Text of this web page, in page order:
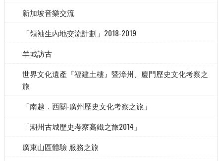
新加坡音樂交流
「領袖生內地交流計劃」2018-2019
羊城訪古
世界文化遺產『福建土樓』暨漳州、廈門歷史文化考察之
旅
「南越．西關-廣州歷史文化考察之旅」
「潮州古城歷史考察高鐵之旅2014」
廣東山區體驗 服務之旅